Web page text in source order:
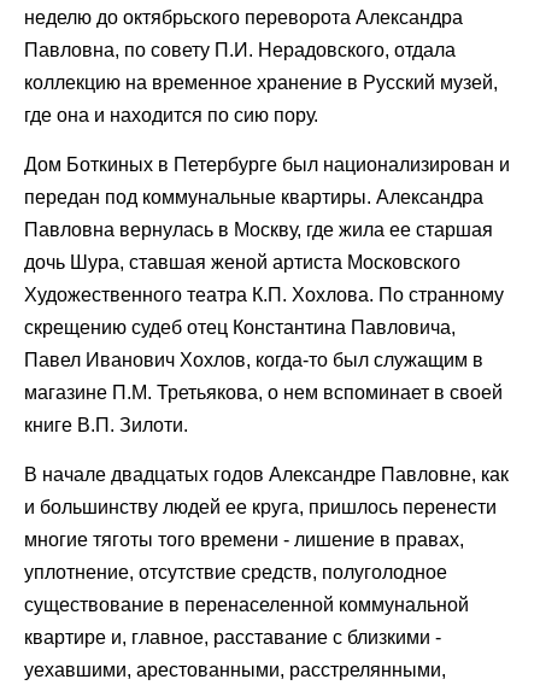
неделю до октябрьского переворота Александра
Павловна, по совету П.И. Нерадовского, отдала
коллекцию на временное хранение в Русский музей,
где она и находится по сию пору.
Дом Боткиных в Петербурге был национализирован и
передан под коммунальные квартиры. Александра
Павловна вернулась в Москву, где жила ее старшая
дочь Шура, ставшая женой артиста Московского
Художественного театра К.П. Хохлова. По странному
скрещению судеб отец Константина Павловича,
Павел Иванович Хохлов, когда-то был служащим в
магазине П.М. Третьякова, о нем вспоминает в своей
книге В.П. Зилоти.
В начале двадцатых годов Александре Павловне, как
и большинству людей ее круга, пришлось перенести
многие тяготы того времени - лишение в правах,
уплотнение, отсутствие средств, полуголодное
существование в перенаселенной коммунальной
квартире и, главное, расставание с близкими -
уехавшими, арестованными, расстрелянными,